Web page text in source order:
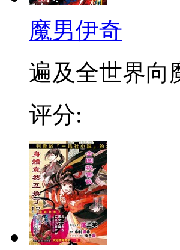
魔男伊奇
遍及全世界向
评分: